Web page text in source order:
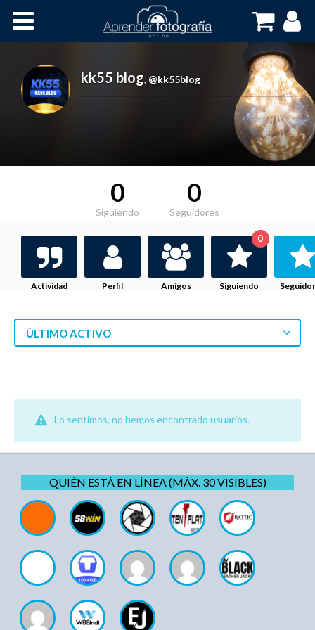
Cursos OnLine
kk55 blog, @kk55blog
0
Siguiendo
0
Seguidores
Actividad Perfil Amigos Siguiendo
0
ÚLTIMO ACTIVO
Lo sentimos, no hemos encontrado usuarios.
QUIÉN ESTÁ EN LÍNEA (MÁX. 30 VISIBLES)